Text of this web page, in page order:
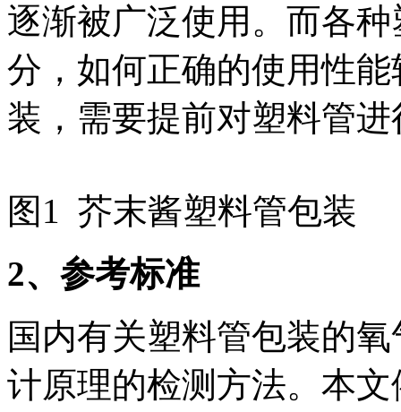
逐渐被广泛使用。而各
分，如何正确的使用性
装，需要提前对塑料管
图1 芥末酱塑料管包装
2、参考标准
国内有关塑料管包装的
计原理的检测方法。本文